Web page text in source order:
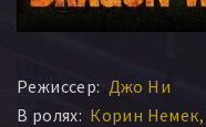
Режиссер: Джо Ни
В ролях: Корин Немек